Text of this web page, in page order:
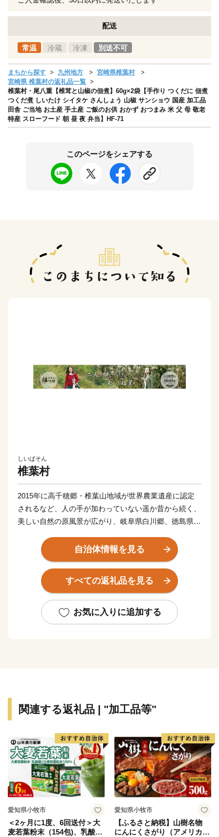
配送
常温 冷蔵 冷凍 別送不可
まちから探す 九州地方
宮崎県椎葉村
宮崎県 椎葉村の返礼品一覧
椎葉村・尾八重【椎茸と山椒の佃煮】60g×2袋【手作り つくだに 佃煮
つくだ煮 しいたけ シイタケ さんしょう 山椒 サンショウ 国産 加工品
田舎 ご当地 お土産 手土産 ご飯のお供 おかず おつまみ 米 父 母 敬老
特産 スローフード 朝 昼 夜 弁当】HF-71
このページをシェアする
しいばそん
椎葉村
2015年に高千穂郷・椎葉山地域が世界農業遺産に認定
されるなど、人の手が加わっていない遥か昔から続く、
美しい自然の原風景が広がり、岐阜県白川郷、徳島県祖
また、外からの干渉を受けにくい環境の中、昔から伝わ
る「神楽」や「民謡」などの伝統・文化が数多く現存し
ています。
素直な人の心・温もりがあります。
TEL：050-5530-5208
※土日祝日除く
E-mail：info@shiiba-miyazaki.jp
■ワンストップ特例制度に関するお問い合わせ■
TEL:0982-67-3203
電話受付時間：月曜～金曜 9：00～17：00
自治体情報を見る
すべての返礼品を見る
お気に入りに追加する
関連する返礼品 | "加工品等"
愛知県小牧市
＜2ヶ月に1度、6回送付＞大
麦若葉粉末（154包)、乳酸菌
愛知県小牧市
【ふるさと納税】山樹名物
にんにくさがり（アメリカ産